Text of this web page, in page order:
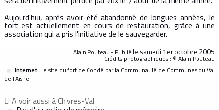
Aujourd'hui, après avoir été abandonné de longues années, le
fort est actuellement en cours de restauration, grâce à une
association qui a pris l'initiative de le sauvegarder.
Alain Pouteau - Publiéle samedi 1er octobre 2005
Crédits photographiques : © Alain Pouteau
Internet : le site du fort de Condé par la Communauté de Communes du Val
de l'Aisne
A voir aussi à Chivres-Val